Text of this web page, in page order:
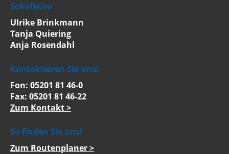
Schulbüro
Ulrike Brinkmann
Tanja Quiering
Anja Rosendahl
Kontaktieren Sie uns!
Fon: 05201 81 46-0
Fax: 05201 81 46-22
Zum Kontakt >
So finden Sie uns!
Zum Routenplaner >